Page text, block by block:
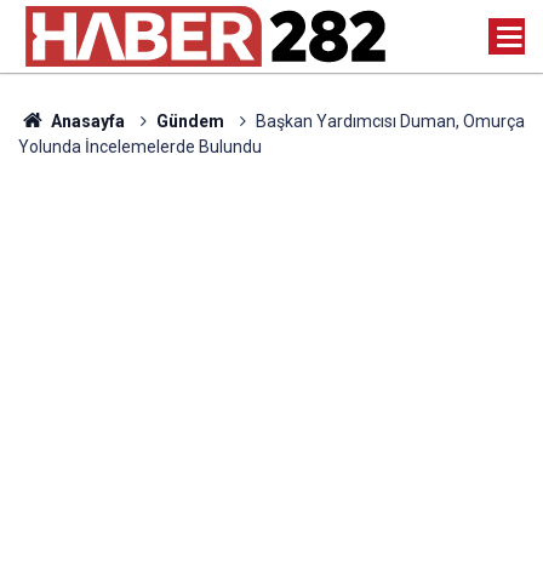
Anasayfa Gündem
Başkan Yardımcısı Duman, Omurça
Yolunda İncelemelerde Bulundu